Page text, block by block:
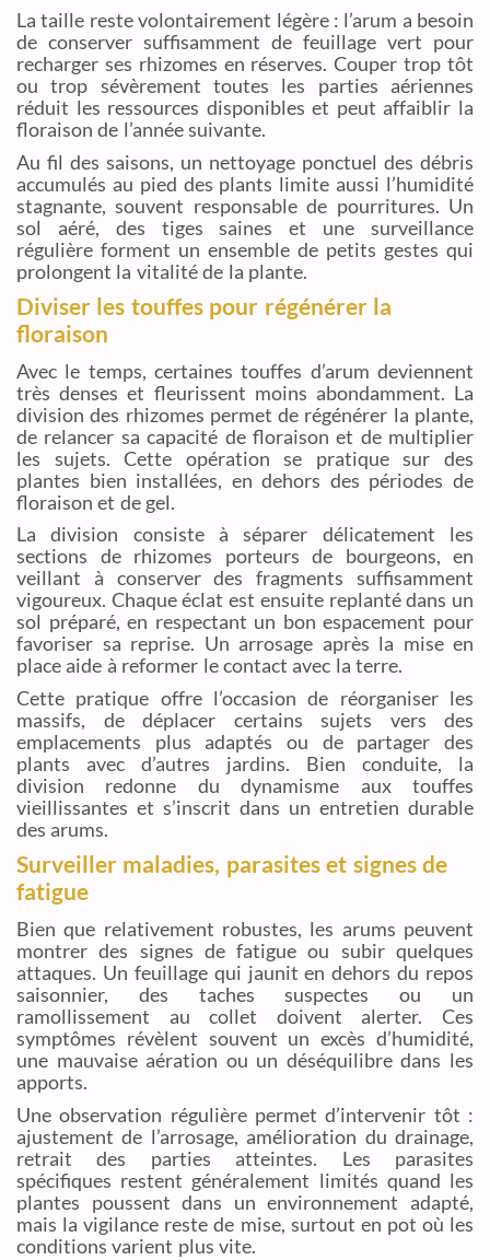
La taille reste volontairement légère : l’arum a besoin
de conserver suffisamment de feuillage vert pour
recharger ses rhizomes en réserves. Couper trop tôt
ou trop sévèrement toutes les parties aériennes
réduit les ressources disponibles et peut affaiblir la
floraison de l’année suivante.
Au fil des saisons, un nettoyage ponctuel des débris
accumulés au pied des plants limite aussi l’humidité
stagnante, souvent responsable de pourritures. Un
sol aéré, des tiges saines et une surveillance
régulière forment un ensemble de petits gestes qui
prolongent la vitalité de la plante.
Diviser les touffes pour régénérer la
floraison
Avec le temps, certaines touffes d’arum deviennent
très denses et fleurissent moins abondamment. La
division des rhizomes permet de régénérer la plante,
de relancer sa capacité de floraison et de multiplier
les sujets. Cette opération se pratique sur des
plantes bien installées, en dehors des périodes de
floraison et de gel.
La division consiste à séparer délicatement les
sections de rhizomes porteurs de bourgeons, en
veillant à conserver des fragments suffisamment
vigoureux. Chaque éclat est ensuite replanté dans un
sol préparé, en respectant un bon espacement pour
favoriser sa reprise. Un arrosage après la mise en
place aide à reformer le contact avec la terre.
Cette pratique offre l’occasion de réorganiser les
massifs, de déplacer certains sujets vers des
emplacements plus adaptés ou de partager des
plants avec d’autres jardins. Bien conduite, la
division redonne du dynamisme aux touffes
vieillissantes et s’inscrit dans un entretien durable
des arums.
Surveiller maladies, parasites et signes de
fatigue
Bien que relativement robustes, les arums peuvent
montrer des signes de fatigue ou subir quelques
attaques. Un feuillage qui jaunit en dehors du repos
saisonnier, des taches suspectes ou un
ramollissement au collet doivent alerter. Ces
symptômes révèlent souvent un excès d’humidité,
une mauvaise aération ou un déséquilibre dans les
apports.
Une observation régulière permet d’intervenir tôt :
ajustement de l’arrosage, amélioration du drainage,
retrait des parties atteintes. Les parasites
spécifiques restent généralement limités quand les
plantes poussent dans un environnement adapté,
mais la vigilance reste de mise, surtout en pot où les
conditions varient plus vite.